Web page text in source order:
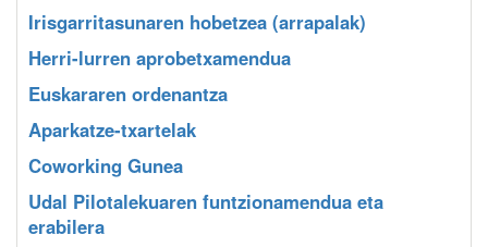
Irisgarritasunaren hobetzea (arrapalak)
Herri-lurren aprobetxamendua
Euskararen ordenantza
Aparkatze-txartelak
Coworking Gunea
Udal Pilotalekuaren funtzionamendua eta
erabilera